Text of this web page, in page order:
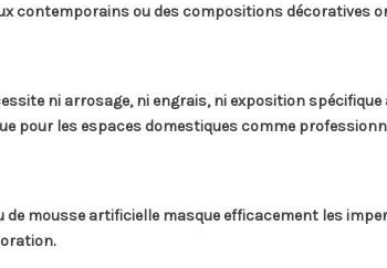
contemporains ou des compositions décoratives
ni arrosage, ni engrais, ni exposition
pour les espaces domestiques comme
de mousse artificielle masque efficacement les